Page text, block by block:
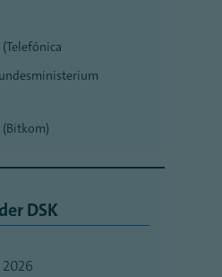
(Telefónica
(Bitkom)
DSK